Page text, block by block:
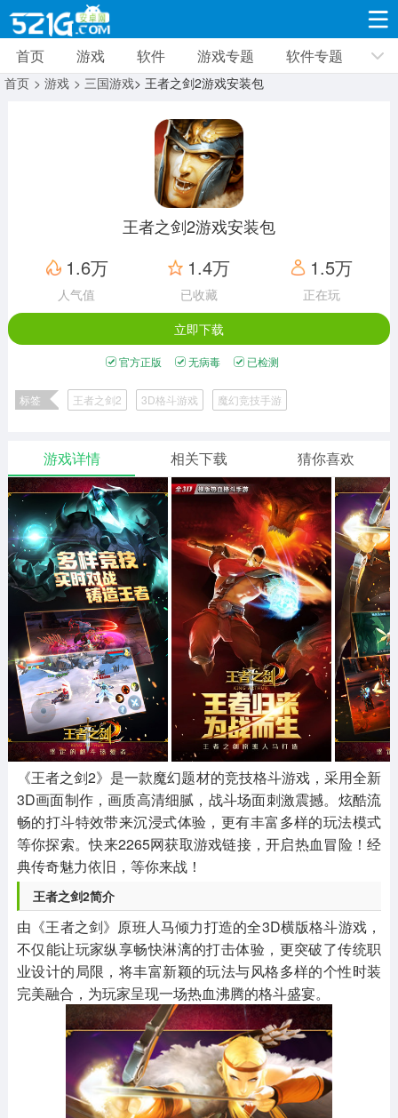
游戏 软件 游戏专题 软件专题 新闻资讯
8693款应用
动作闯关
12966款应用
赛车竞速
3631款应用
卡牌对战
2052款应用
体育运动
1280款应用
手游辅助
1959款应用
二次元
模拟经营
仙侠手游
485款应用
手赚网赚
446款应用
绝地求生
34款应用
三国游戏
3934款应用
我的世界
69款应用
像素游戏
700款应用
其他
981款应用
末日游戏
1406款应用
pc游戏
3449款应用
游戏攻略
63款应用
软件教程
8款应用
热点新闻
8款应用
首页 游戏 软件 游戏专题 软件专题
首页 > 游戏 > 三国游戏> 王者之剑2游戏安装包
王者之剑2游戏安装包
1.6万
人气值
1.4万
已收藏
1.5万
正在玩
立即下载
官方正版 无病毒 已检测
标签 王者之剑2 3D格斗游戏 魔幻竞技手游
游戏详情 相关下载 猜你喜欢
《王者之剑2》是一款魔幻题材的竞技格斗游戏，采用全新
3D画面制作，画质高清细腻，战斗场面刺激震撼。炫酷流
畅的打斗特效带来沉浸式体验，更有丰富多样的玩法模式
等你探索。快来2265网获取游戏链接，开启热血冒险！经
典传奇魅力依旧，等你来战！
王者之剑2简介
由《王者之剑》原班人马倾力打造的全3D横版格斗游戏，
不仅能让玩家纵享畅快淋漓的打击体验，更突破了传统职
业设计的局限，将丰富新颖的玩法与风格多样的个性时装
完美融合，为玩家呈现一场热血沸腾的格斗盛宴。